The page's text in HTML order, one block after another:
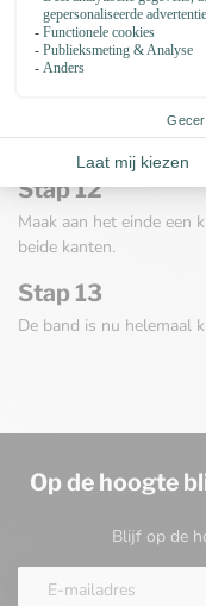
Stap 9
Knip de kerndraden door.
Schuif de koordstopper
Stap 12
Maak aan het einde een
beide kanten.
Stap 13
De band is nu helemaal
Op de hoogte
Blijf op de